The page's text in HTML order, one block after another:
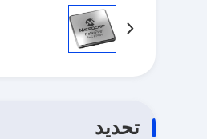
تحديد